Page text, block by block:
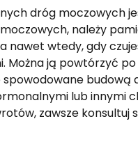
dróg moczowych
należy
nawet wtedy, gdy
ją powtórzyć po
budową
lub innymi
zawsze konsultuj